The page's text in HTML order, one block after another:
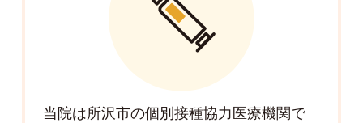
当院は所沢市の個別接種協力医療機関で